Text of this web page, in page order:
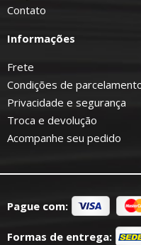
Contato
Informações
Frete
Condições de
Privacidade e segurança
Troca e devolução
Acompanhe seu pedido
Pague com:
Formas de entrega: